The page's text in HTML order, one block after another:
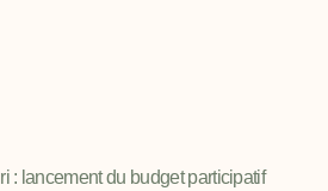
: lancement du budget participatif